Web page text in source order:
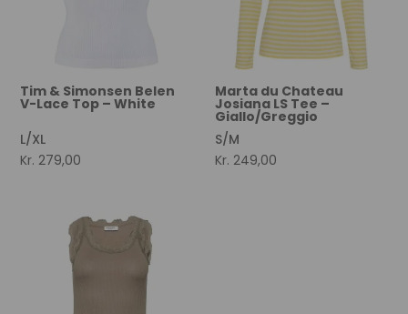
Tim & Simonsen Belen
V-Lace Top – White
L/XL
Kr. 279,00
Marta du Chateau
Josiana LS Tee –
Giallo/Greggio
S/M
Kr. 249,00